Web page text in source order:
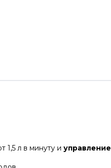
1,5 л в минуту и управление